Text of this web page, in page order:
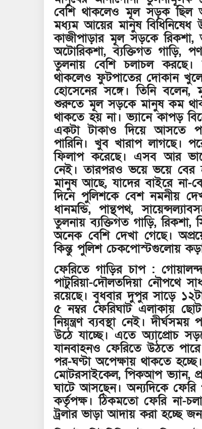
বেশি থাকলেও মূল সড়ক ছিল
মধ্যম আয়ের মানুষ বিধিনিষেধ
কাজীপাড়ার মূল সড়কে রিকশা,
অটোরিকশা, ব্যক্তিগত গাড়ি,
তুলনায় বেশি চলাচল
থাকলেও ফুটপাতের দোকান
হোসেনের সঙ্গে। তিনি
শুরুতে মূল সড়কে মানুষ কম
থাকতে হয় না। ভ্যানে কাপড়
একটা টাকাও দিয়ে আসতে
পারিনি। খুব খারাপ লাগছে।
ফিলাপ করেছে। এসব আর
নেই। তারপরও ভয়ে ভয়ে
মানুষ আছে, যাদের বাইরে না-
দিনে পুলিশকে বেশ নমনীয়
ধানমন্ডি, পান্থপথ,
তুলনায় ব্যক্তিগত গাড়ি, রিকশা,
অনেক বেশি দেখা গেছে।
কিন্তু পুলিশ চেকপোস্টগুলোয়
ফেরিতে গাড়ির চাপ :
পাটুরিয়া-দৌলতদিয়া নৌপথে
রয়েছে। বুধবার দুপুর সাড়ে
৫ নম্বর ফেরিঘাট এলাকায়
নিয়ন্ত্রণ ব্যবস্থা নেই।
উঠে যাচ্ছে। এতে অ্যাপ্রোচ
যানবাহনও ফেরিতে উঠতে
পর-ঘণ্টা অপেক্ষায় থাকতে
মোটরসাইকেল, পিকআপ ভ্যান,
ঘাটে আসছেন। অন্যদিকে ফেরি
কর্তৃপক্ষ। ঠিকমতো ফেরি না-
ট্রলার ভাড়া আদায় করা হচ্ছে